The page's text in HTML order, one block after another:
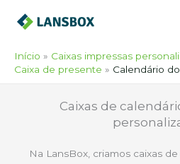
para
conteúdo
Início
Caixas impressas
Caixa de presente
Calendário
Caixas de
Na LansBox, criamos caixas